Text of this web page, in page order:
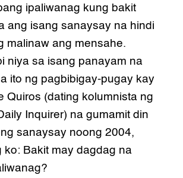
ipaliwanag kung bakit
ang isang sanaysay na hindi
malinaw ang mensahe.
niya sa isang panayam na
ito ng pagbibigay-pugay kay
Quiros (dating kolumnista ng
Inquirer) na gumamit din
sanaysay noong 2004,
ko: Bakit may dagdag na